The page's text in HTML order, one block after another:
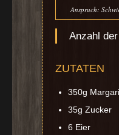
Anspruch:
Anzahl
ZUTATEN
350g
35g Zucker
6 Eier